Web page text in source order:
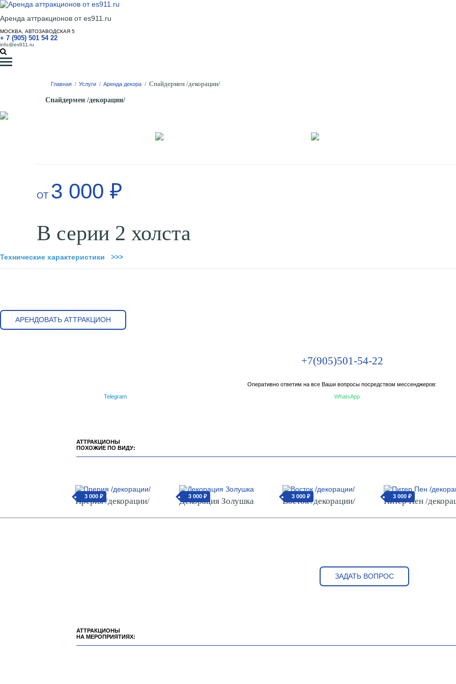
Аренда аттракционов от es911.ru
МОСКВА, АВТОЗАВОДСКАЯ 5
+ 7 (905) 501 54 22
info@es911.ru
Главная / Услуги / Аренда декора / Спайдермен /декорации/
Спайдермен /декорации/
ОТ 3 000 ₽
В серии 2 холста
Технические характеристики >>>
АРЕНДОВАТЬ АТТРАКЦИОН
+7(905)501-54-22
Оперативно ответим на все Ваши вопросы посредством мессенджеров:
Telegram
WhatsApp
АТТРАКЦИОНЫ
ПОХОЖИЕ ПО ВИДУ:
от3 000 ₽
Прерия /декорации/ от3 000 ₽
Декорация Золушка от3 000 ₽
Восток /декорации/ от3 000 ₽
Питер Пен /
ЗАДАТЬ ВОПРОС
АТТРАКЦИОНЫ
НА МЕРОПРИЯТИЯХ: